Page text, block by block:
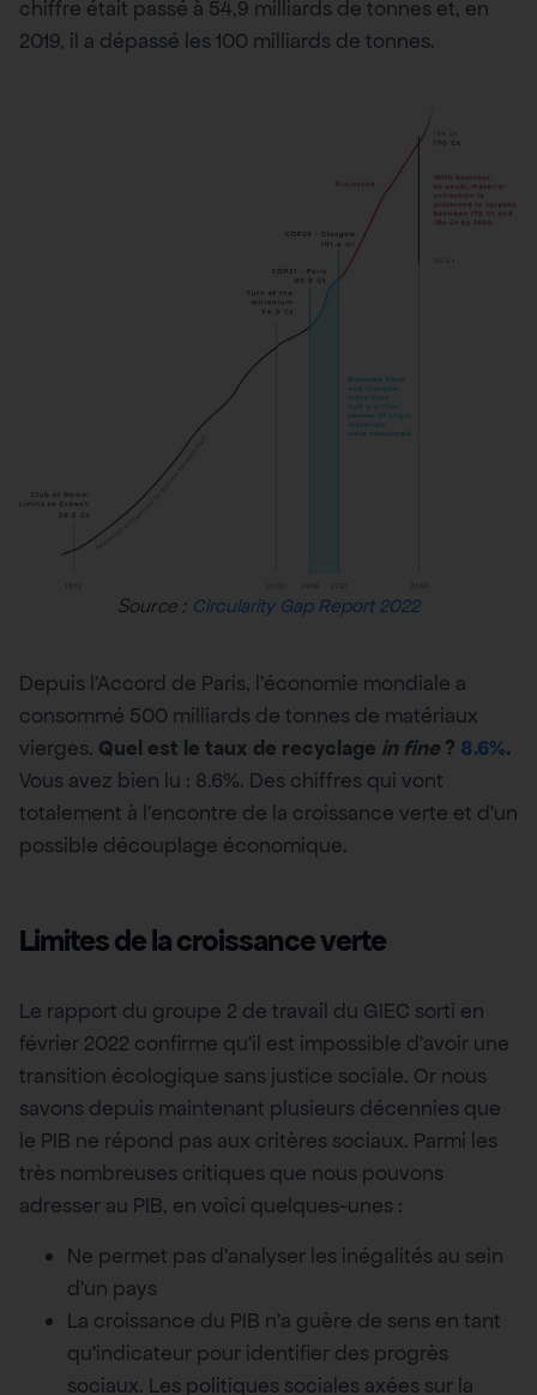
chiffre était passé à 54,9 milliards de tonnes et, en
2019, il a dépassé les 100 milliards de tonnes.
Source : Circularity Gap Report 2022
Depuis l’Accord de Paris, l’économie mondiale a
consommé 500 milliards de tonnes de matériaux
vierges. Quel est le taux de recyclage in fine ? 8.6%.
Vous avez bien lu : 8.6%. Des chiffres qui vont
totalement à l’encontre de la croissance verte et d’un
possible découplage économique.
Limites de la croissance verte
Le rapport du groupe 2 de travail du GIEC sorti en
février 2022 confirme qu’il est impossible d’avoir une
transition écologique sans justice sociale. Or nous
savons depuis maintenant plusieurs décennies que
le PIB ne répond pas aux critères sociaux. Parmi les
très nombreuses critiques que nous pouvons
adresser au PIB, en voici quelques-unes :
Ne permet pas d’analyser les inégalités au sein
d’un pays
La croissance du PIB n’a guère de sens en tant
qu’indicateur pour identifier des progrès
sociaux. Les politiques sociales axées sur la